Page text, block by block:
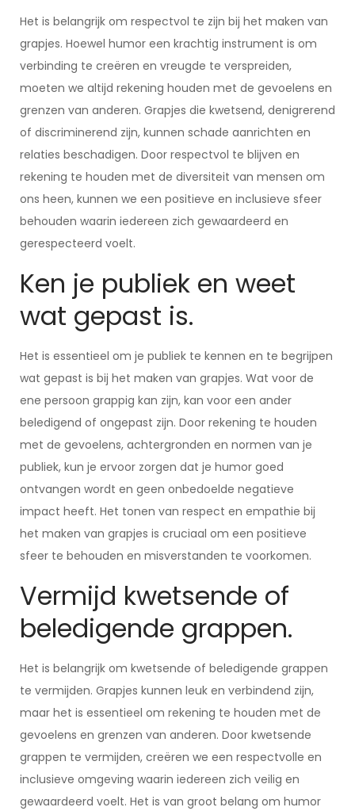
Het is belangrijk om respectvol te zijn bij het maken van
grapjes. Hoewel humor een krachtig instrument is om
verbinding te creëren en vreugde te verspreiden,
moeten we altijd rekening houden met de gevoelens en
grenzen van anderen. Grapjes die kwetsend, denigrerend
of discriminerend zijn, kunnen schade aanrichten en
relaties beschadigen. Door respectvol te blijven en
rekening te houden met de diversiteit van mensen om
ons heen, kunnen we een positieve en inclusieve sfeer
behouden waarin iedereen zich gewaardeerd en
gerespecteerd voelt.
Ken je publiek en weet
wat gepast is.
Het is essentieel om je publiek te kennen en te begrijpen
wat gepast is bij het maken van grapjes. Wat voor de
ene persoon grappig kan zijn, kan voor een ander
beledigend of ongepast zijn. Door rekening te houden
met de gevoelens, achtergronden en normen van je
publiek, kun je ervoor zorgen dat je humor goed
ontvangen wordt en geen onbedoelde negatieve
impact heeft. Het tonen van respect en empathie bij
het maken van grapjes is cruciaal om een positieve
sfeer te behouden en misverstanden te voorkomen.
Vermijd kwetsende of
beledigende grappen.
Het is belangrijk om kwetsende of beledigende grappen
te vermijden. Grapjes kunnen leuk en verbindend zijn,
maar het is essentieel om rekening te houden met de
gevoelens en grenzen van anderen. Door kwetsende
grappen te vermijden, creëren we een respectvolle en
inclusieve omgeving waarin iedereen zich veilig en
gewaardeerd voelt. Het is van groot belang om humor